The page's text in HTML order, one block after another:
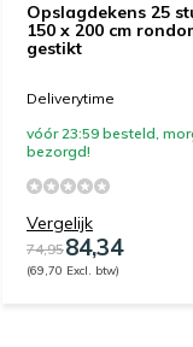
Opslagdekens 25
150 x 200 cm
gestikt
Deliverytime
vóór 23:59 besteld,
bezorgd!
Vergelijk
74,9584,34
(69,70 Excl. btw)